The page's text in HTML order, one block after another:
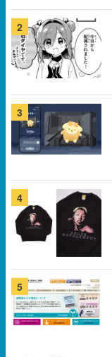
3
4
5
すべて見る